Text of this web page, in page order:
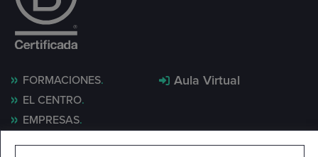
FORMACIONES
EL CENTRO
EMPRESAS
Aula Virtual